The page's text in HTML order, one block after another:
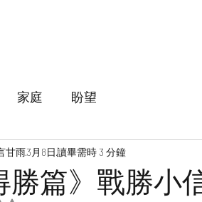
家庭 盼望
勝篇》戰勝小
甘雨3月8日讀畢需時 3 分鐘